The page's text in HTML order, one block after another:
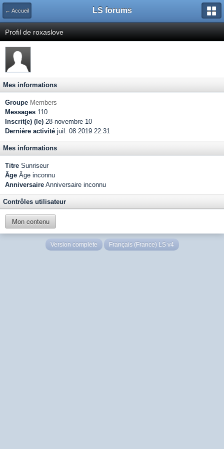
← Accueil LS forums
Profil de roxaslove
Mes informations
Groupe Members
Messages 110
Inscrit(e) (le) 28-novembre 10
Dernière activité juil. 08 2019 22:31
Mes informations
Titre Sunriseur
Âge Âge inconnu
Anniversaire Anniversaire inconnu
Contrôles utilisateur
Mon contenu
Version complète Français (France) LS v4